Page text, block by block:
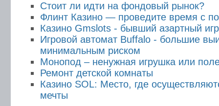
Стоит ли идти на фондовый рынок?
Флинт Казино — проведите время с
Казино Gmslots - бывший азартный
Игровой автомат Buffalo - большие
минимальным риском
Монопод – ненужная игрушка или
Ремонт детской комнаты
Казино SOL: Место, где
мечты